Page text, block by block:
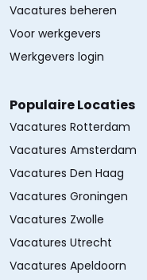
Vacatures beheren
Voor werkgevers
Werkgevers login
Populaire Locaties
Vacatures Rotterdam
Vacatures Amsterdam
Vacatures Den Haag
Vacatures Groningen
Vacatures Zwolle
Vacatures Utrecht
Vacatures Apeldoorn